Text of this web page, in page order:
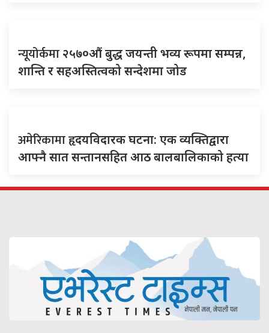
न्यूयोर्कमा २५७०औं बुद्ध जयन्ती भव्य रूपमा सम्पन्न,
शान्ति र सहअस्तित्वको सन्देशमा जोड
अमेरिकामाहृदयविदारक घटना: एक व्यक्तिद्वारा
आफ्नै सात सन्तानसहित आठ बालबालिकाको हत्या